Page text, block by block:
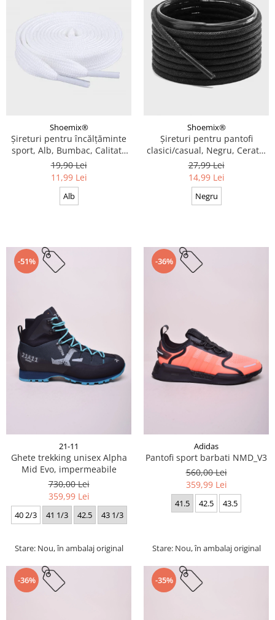
Shoemix®
Șireturi pentru încălțăminte
sport, Alb, Bumbac, Calitate
premium, 100 cm x 0.8 cm
19,90 Lei
11,99 Lei
Alb
Shoemix®
Șireturi pentru pantofi
clasici/casual, Negru, Cerate,
Calitate premium, 110 cm x
0.3 cm
27,99 Lei
14,99 Lei
Negru
-51%
21-11
Ghete trekking unisex Alpha
Mid Evo, impermeabile
730,00 Lei
359,99 Lei
40 2/3 41 1/3 42.5 43 1/3
Stare: Nou, în ambalaj original
-36%
Adidas
Pantofi sport barbati NMD_V3
560,00 Lei
359,99 Lei
41.5 42.5 43.5
Stare: Nou, în ambalaj original
-36% -35%